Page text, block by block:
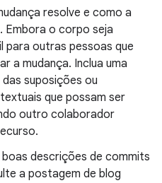
resolve e como a
Embora o corpo seja
para outras pessoas que
a mudança. Inclua uma
suposições ou
que possam ser
outro colaborador
descrições de commits
a postagem de blog